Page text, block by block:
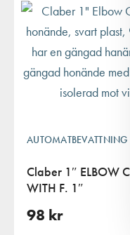
AUTOMATBEVATTNING
Claber 1″ ELBOW
WITH F. 1″
98 kr